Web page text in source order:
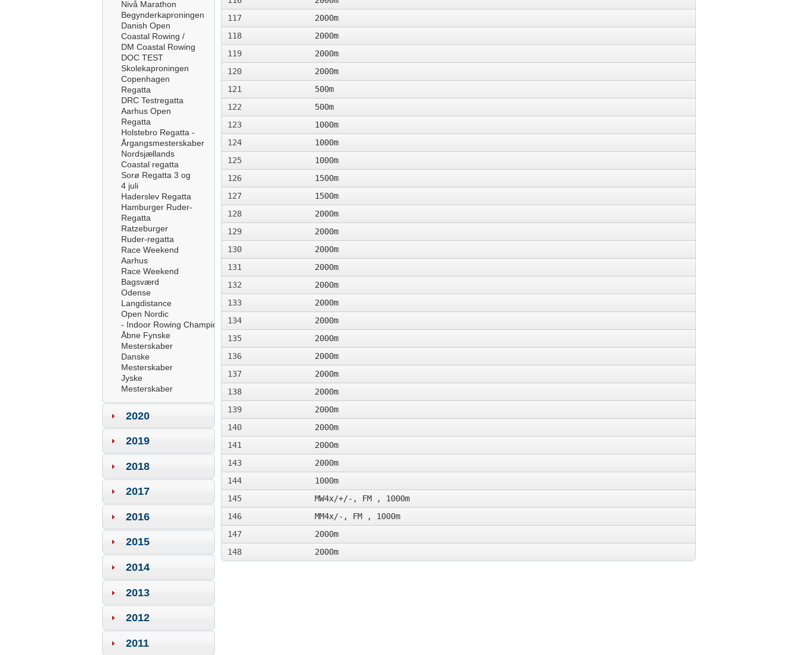
Nivå Marathon
Begynderkaproningen
Danish Open
Coastal Rowing /
DM Coastal Rowing
DOC TEST
Skolekaproningen
Copenhagen
Regatta
DRC Testregatta
Aarhus Open
Regatta
Holstebro Regatta -
Årgangsmesterskaber
Nordsjællands
Coastal regatta
Sorø Regatta 3 og
4 juli
Haderslev Regatta
Hamburger Ruder-
Regatta
Ratzeburger
Ruder-regatta
Race Weekend
Aarhus
Race Weekend
Bagsværd
Odense
Langdistance
Open Nordic
- Indoor Rowing Championships
Åbne Fynske
Mesterskaber
Danske
Mesterskaber
Jyske
Mesterskaber
2020
2019
2018
2017
2016
2015
2014
2013
2012
2011
117
2000m
118
2000m
119
2000m
120
2000m
121
500m
122
500m
123
1000m
124
1000m
125
1000m
126
1500m
127
1500m
128
2000m
129
2000m
130
2000m
131
2000m
132
2000m
133
2000m
134
2000m
135
2000m
136
2000m
137
2000m
138
2000m
139
2000m
140
2000m
141
2000m
143
2000m
144
1000m
145
MW4x/+/-, FM , 1000m
146
MM4x/-, FM , 1000m
147
2000m
148
2000m